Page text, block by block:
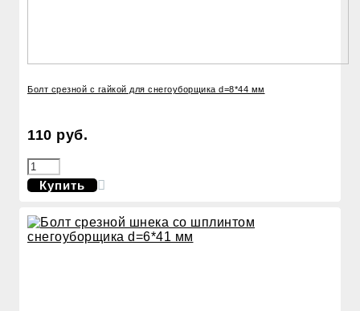
Болт срезной с гайкой для снегоуборщика d=8*44 мм
110 руб.
Купить